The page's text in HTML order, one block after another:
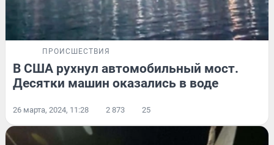
ПРОИСШЕСТВИЯ
В США рухнул автомобильный мост.
Десятки машин оказались в воде
26 марта, 2024, 11:28 2 873 25